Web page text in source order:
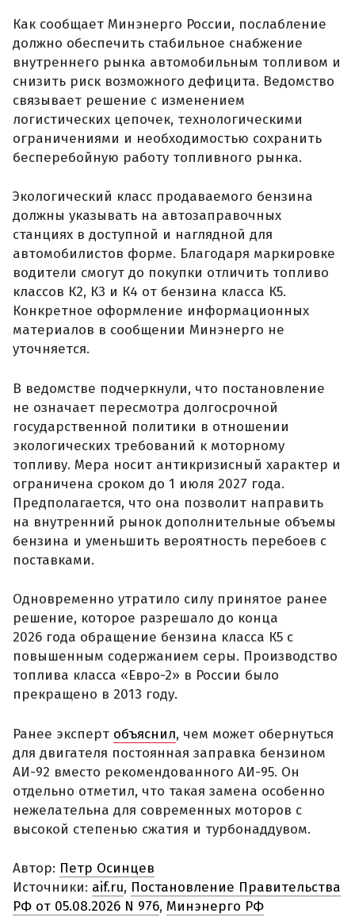
Как сообщает Минэнерго России, послабление
должно обеспечить стабильное снабжение
внутреннего рынка автомобильным топливом и
снизить риск возможного дефицита. Ведомство
связывает решение с изменением
логистических цепочек, технологическими
ограничениями и необходимостью сохранить
бесперебойную работу топливного рынка.
Экологический класс продаваемого бензина
должны указывать на автозаправочных
станциях в доступной и наглядной для
автомобилистов форме. Благодаря маркировке
водители смогут до покупки отличить топливо
классов К2, К3 и К4 от бензина класса К5.
Конкретное оформление информационных
материалов в сообщении Минэнерго не
уточняется.
В ведомстве подчеркнули, что постановление
не означает пересмотра долгосрочной
государственной политики в отношении
экологических требований к моторному
топливу. Мера носит антикризисный характер и
ограничена сроком до 1 июля 2027 года.
Предполагается, что она позволит направить
на внутренний рынок дополнительные объемы
бензина и уменьшить вероятность перебоев с
поставками.
Одновременно утратило силу принятое ранее
решение, которое разрешало до конца
2026 года обращение бензина класса К5 с
повышенным содержанием серы. Производство
топлива класса «Евро-2» в России было
прекращено в 2013 году.
Ранее эксперт объяснил, чем может обернуться
для двигателя постоянная заправка бензином
АИ-92 вместо рекомендованного АИ-95. Он
отдельно отметил, что такая замена особенно
нежелательна для современных моторов с
высокой степенью сжатия и турбонаддувом.
Автор: Петр Осинцев
Источники: aif.ru, Постановление Правительства
РФ от 05.08.2026 N 976, Минэнерго РФ